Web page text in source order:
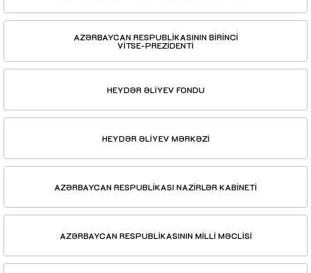
AZƏRBAYCAN RESPUBLİKASININ BİRİNCİ
VİTSE-PREZİDENTİ
HEYDƏR ƏLİYEV FONDU
HEYDƏR ƏLİYEV MƏRKƏZİ
AZƏRBAYCAN RESPUBLİKASI NAZİRLƏR KABİNETİ
AZƏRBAYCAN RESPUBLİKASININ MİLLİ MƏCLİSİ